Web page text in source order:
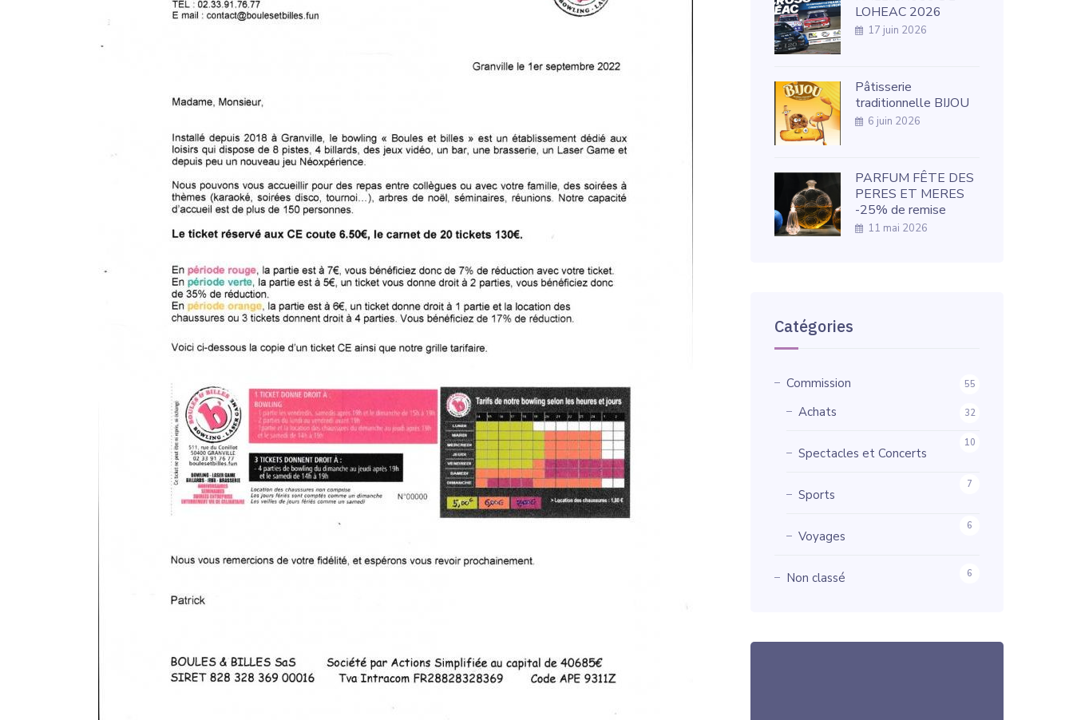
LOHEAC 2026
17 juin 2026
Pâtisserie
traditionnelle BIJOU
6 juin 2026
PARFUM FÊTE DES
PERES ET MERES
-25% de remise
11 mai 2026
Catégories
Commission 55
Achats 32
Spectacles et Concerts
10
Sports
7
Voyages
6
Non classé 6